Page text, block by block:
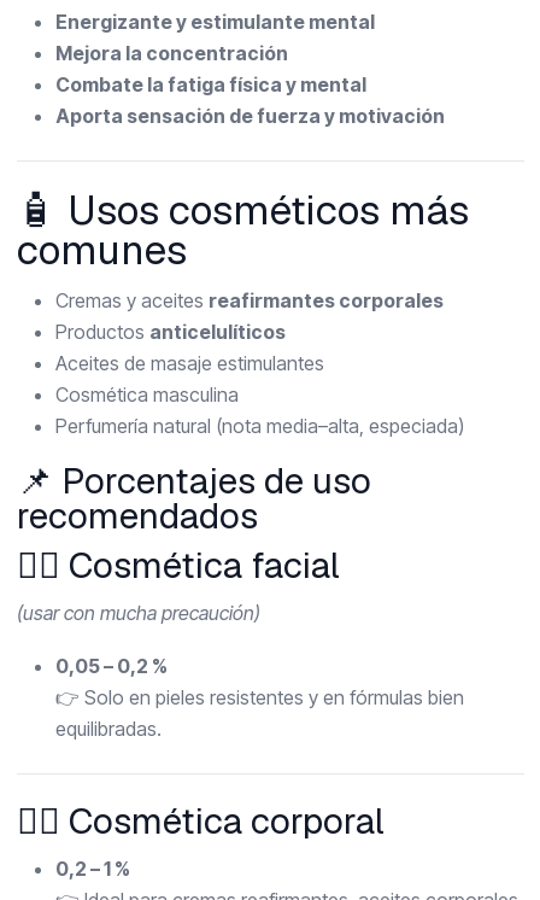
Energizante y estimulante mental
Mejora la concentración
Combate la fatiga física y mental
Aporta sensación de fuerza y motivación
🧴 Usos cosméticos más
comunes
Cremas y aceites reafirmantes corporales
Productos anticelulíticos
Aceites de masaje estimulantes
Cosmética masculina
Perfumería natural (nota media–alta, especiada)
📌 Porcentajes de uso
recomendados
🧖‍♀️ Cosmética facial
(usar con mucha precaución)
0,05 – 0,2 %
👉 Solo en pieles resistentes y en fórmulas bien
equilibradas.
💆‍♀️ Cosmética corporal
0,2 – 1 %